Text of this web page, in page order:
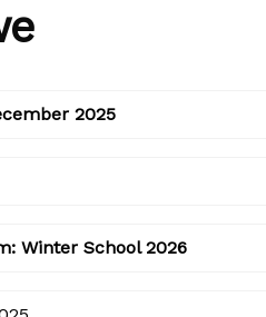
2025
Winter School 2026